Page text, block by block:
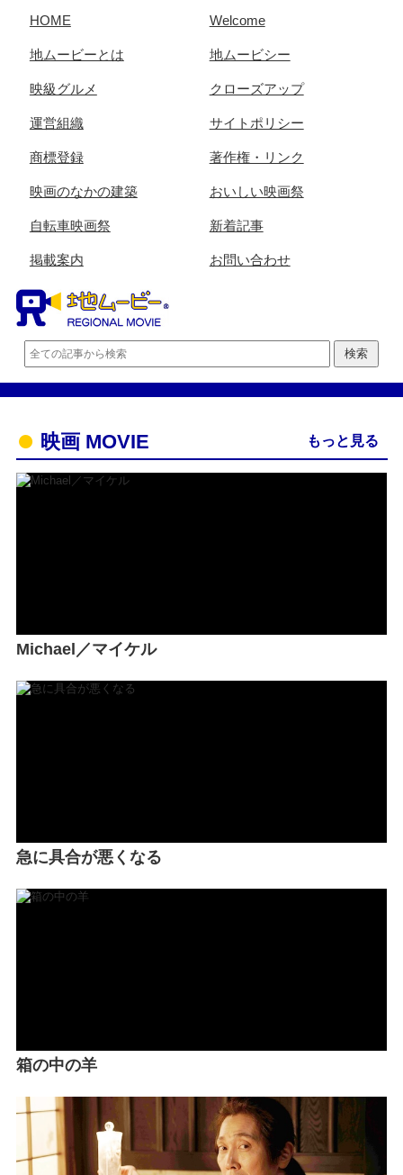
HOME Welcome
地ムービーとは 地ムービシー
映級グルメ クローズアップ
運営組織 サイトポリシー
商標登録 著作権・リンク
映画のなかの建築 おいしい映画祭
自転車映画祭 新着記事
掲載案内 お問い合わせ
映画 MOVIE もっと見る
Michael／マイケル
急に具合が悪くなる
箱の中の羊